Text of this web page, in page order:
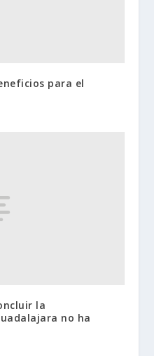
para el
la
no ha